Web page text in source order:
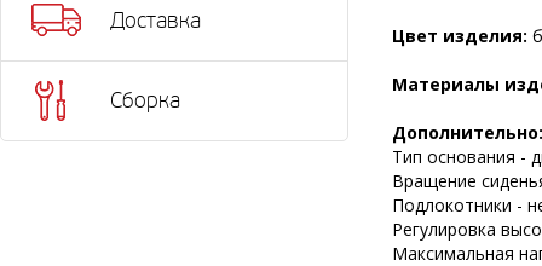
Доставка
Сборка
Цвет изделия:
Материалы
Дополнительно:
Тип основания -
Вращение
Подлокотники -
Регулировка
Максимальная